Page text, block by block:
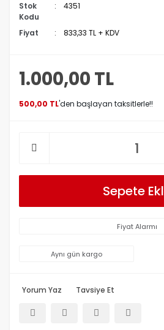
Stok
Kodu
4351
Fiyat 833,33 TL + KDV
1.000,00 TL
500,00 TL'den başlayan taksitlerle!!
Sepete
Fiyat Alarmı
Aynı gün kargo
Yorum Yaz Tavsiye Et